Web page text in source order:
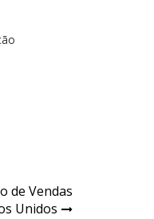
de Vendas
Unidos